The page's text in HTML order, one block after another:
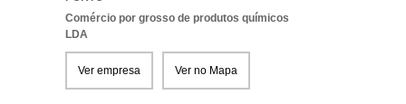
Comércio por grosso de produtos químicos
LDA
Ver empresa Ver no Mapa